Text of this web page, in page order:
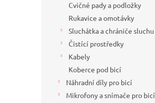
Cvičné pady a podložky
Rukavice a omotávky
Sluchátka a chrániče sluchu
Čistící prostředky
Kabely
Koberce pod bicí
Náhradní díly pro bicí
Mikrofony a snímače pro bicí